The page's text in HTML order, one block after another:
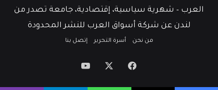
العرب – شهرية سياسية، إقتصادية، جامعة تصدر من
لندن عن شركة أسواق العرب للنشر المحدودة
من نحن أسرة التحرير إتصل بنا
فيسبوك ‫YouTube